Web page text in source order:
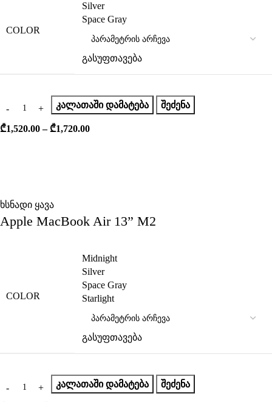
COLOR
Silver
Space Gray
გასუფთავება
ᲙᲐᲚᲐᲗᲐᲨᲘ ᲓᲐᲛᲐᲢᲔᲑᲐ ᲨᲔᲫᲔᲜᲐ
₾1,520.00 – ₾1,720.00
ხსნადი ყავა
Apple MacBook Air 13” M2
COLOR
Midnight
Silver
Space Gray
Starlight
გასუფთავება
ᲙᲐᲚᲐᲗᲐᲨᲘ ᲓᲐᲛᲐᲢᲔᲑᲐ ᲨᲔᲫᲔᲜᲐ